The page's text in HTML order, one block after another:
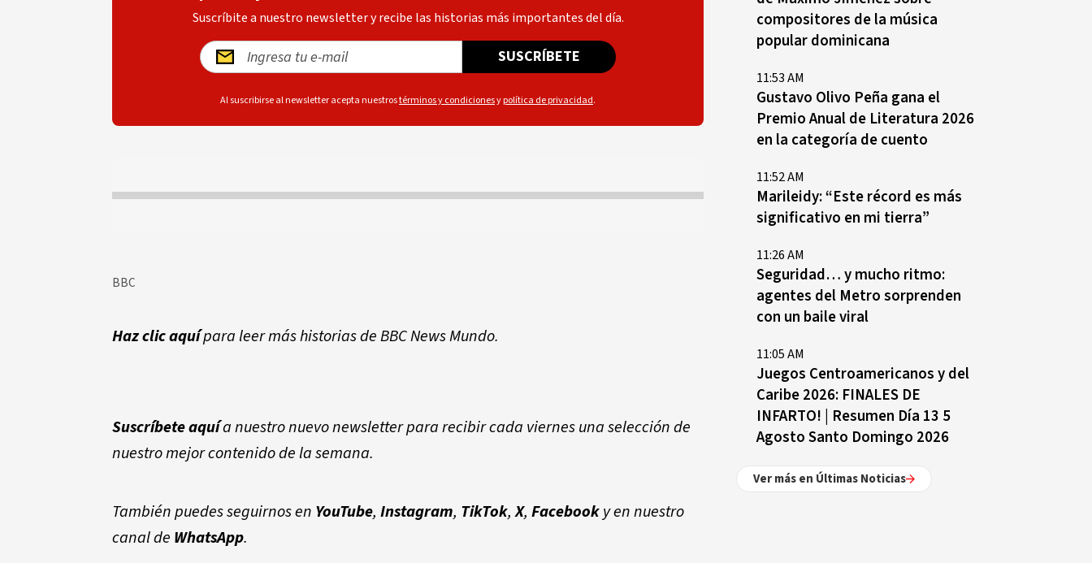
Suscríbite a nuestro newsletter y recibe las historias más importantes del día.
SUSCRÍBETE
Al suscribirse al newsletter acepta nuestrostérminos y condicionesypolítica de privacidad.
BBC
Haz clic aquípara leer más historias de BBC News Mundo.
Suscríbete aquía nuestro nuevo newsletter para recibir cada viernes una selección de
nuestro mejor contenido de la semana.
También puedes seguirnos en YouTube, Instagram, TikTok,X, Facebooky en nuestro
canal de WhatsApp.
compositores de la música
popular dominicana
11:53 AM
Gustavo Olivo Peña gana el
Premio Anual de Literatura 2026
en la categoría de cuento
11:52 AM
Marileidy: “Este récord es más
significativo en mi tierra”
11:26 AM
Seguridad… y mucho ritmo:
agentes del Metro sorprenden
con un baile viral
11:05 AM
Juegos Centroamericanos y del
Caribe 2026: FINALES DE
INFARTO! | Resumen Día 13 5
Agosto Santo Domingo 2026
Ver más en Últimas Noticias